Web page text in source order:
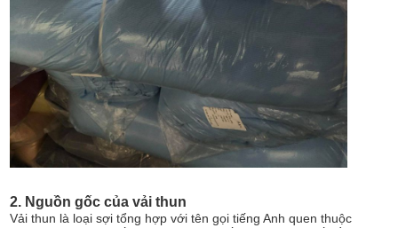
2. Nguồn gốc của vải thun
Vải thun là loại sợi tổng hợp với tên gọi tiếng Anh quen thuộc